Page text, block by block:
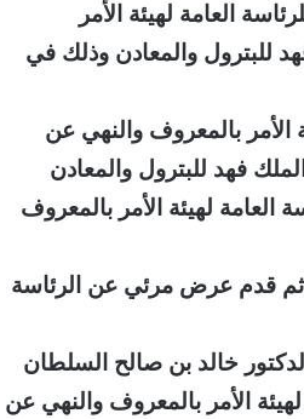
العامة لهيئة الأمر
للبترول والمعادن وذلك في
بالمعروف والنهي عن
فهد للبترول والمعادن
لهيئة الأمر بالمعروف
ثم قدم عرض مرئي عن الرئاسة
خالد بن صالح السلطان
الأمر بالمعروف والنهي عن